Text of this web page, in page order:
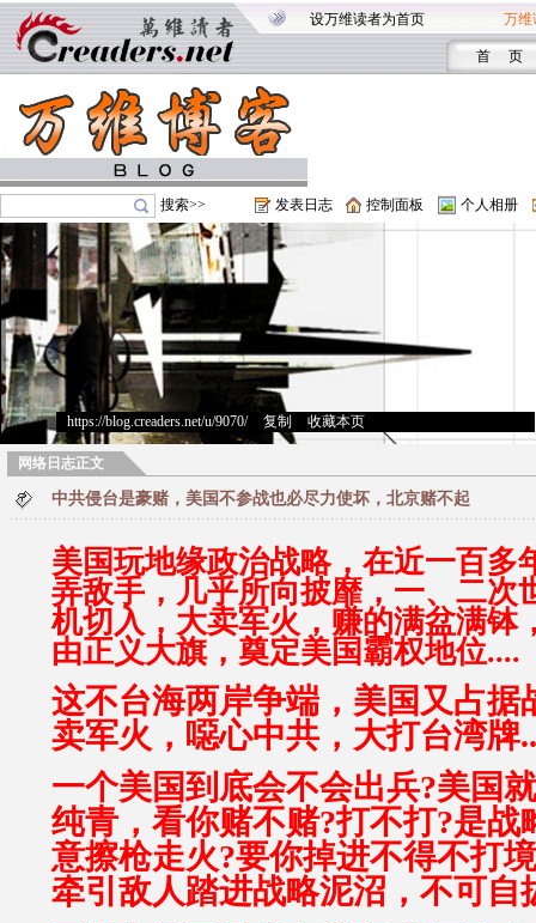
设万维读者为首页 万维
首 页
搜索>> 发表日志 控制面板 个人相册
https://blog.creaders.net/u/9070/> 复制 收藏本页
网络日志正文
中共侵台是豪赌，美国不参战也必尽力使坏，北京赌不起
美国玩地缘政治战略，在近一百多
弄敌手，几乎所向披靡，一、二次
机切入，大卖军火，赚的满盆满钵
由正义大旗，奠定美国霸权地位....
这不台海两岸争端，美国又占据
卖军火，噁心中共，大打台湾牌
一个美国到底会不会出兵?美国
纯青，看你赌不赌?打不打?是战
意擦枪走火?要你掉进不得不打
牵引敌人踏进战略泥沼，不可自